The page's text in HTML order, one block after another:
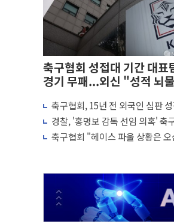
축구협회 성접대 기간 대표
경기 무패...외신 "성적 뇌
축구협회, 15년 전 외국인 심판
의혹...월드컵·올림픽 예선도 포함
경찰, '홍명보 감독 선임 의혹' 축
압수수색
축구협회 "헤이스 파울 상황은
박홍근 "국가재정
李대통령, 진급
우리자산운용,
AI 메모리 향한
건설 불황 속 내
"내년 메모리 물